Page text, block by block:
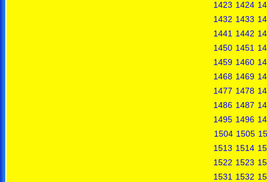
1423 1424
1432 1433
1441 1442
1450 1451
1459 1460
1468 1469
1477 1478
1486 1487
1495 1496
1504 1505
1513 1514
1522 1523
1531 1532